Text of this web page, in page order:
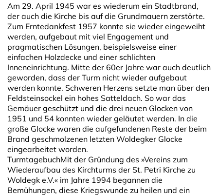
Am 29. April 1945 war es wiederum ein Stadtbrand,
der auch die Kirche bis auf die Grundmauern zerstörte.
Zum Erntedankfest 1957 konnte sie wieder eingeweiht
werden, aufgebaut mit viel Engagement und
pragmatischen Lösungen, beispielsweise einer
einfachen Holz­decke und einer schlichten
Inneneinrichtung. Mitte der 60er Jahre war auch deutlich
geworden, dass der Turm nicht wieder aufgebaut
werden konnte. Schweren Herzens setzte man über den
Feldsteinsockel ein hohes Satteldach. So war das
Gemäuer geschützt und die drei neuen Glocken von
1951 und 54 konnten wieder geläutet werden. In die
große Glocke waren die aufgefundenen Reste der beim
Brand ge­schmol­zenen letzten Woldegker Glocke
eingearbeitet worden.
TurmtagebuchMit der Gründung des »Vereins zum
Wieder­aufbau des Kirchturms der St. Petri Kirche zu
Woldegk e.V.« im Jahre 1994 begannen die
Bemühungen, diese Kriegswunde zu heilen und ein